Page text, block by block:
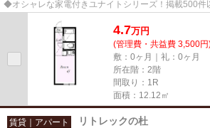
◆オシャレな家電付きユナイトシリーズ！掲載500
4.7万円
(管理費・共益費 3,500円
敷：0ヶ月｜礼：0ヶ月
所在階：2階
間取り：1R
面積：12.12㎡
賃貸｜アパート リトレックの杜